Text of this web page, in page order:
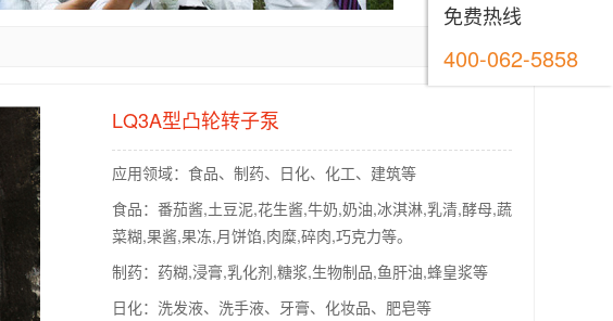
LQ3A型凸轮转子泵
应用领域：食品、制药、日化、化工、建筑等
食品：番茄酱,土豆泥,花生酱,牛奶,奶油,冰淇淋,乳清,酵母,蔬
菜糊,果酱,果冻,月饼馅,肉糜,碎肉,巧克力等。
制药：药糊,浸膏,乳化剂,糖浆,生物制品,鱼肝油,蜂皇浆等
日化：洗发液、洗手液、牙膏、化妆品、肥皂等
免费热线
400-062-5858